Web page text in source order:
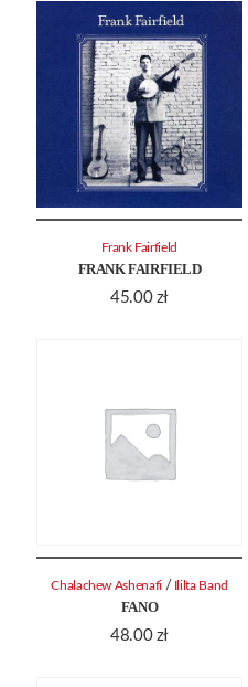
FRANK FAIRFIELD
45.00 zł
Frank Fairfield
FANO
48.00 zł
Chalachew Ashenafi / Ililta Band